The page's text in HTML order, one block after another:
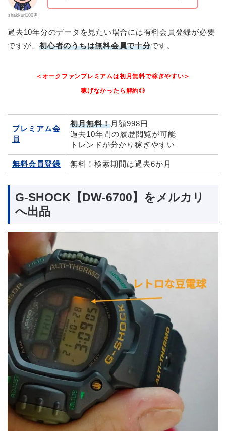
shakkuri100男
過去10年分のデータを見たい場合には有料会員登録が必要
ですが、初心者のうちは無料会員で十分です。
＜オークファンプレミアムは初月無料で稼ぎやすい＞
稼げなかったら解約◎
プレミアム会
員
初月無料！月額998円
過去10年間の履歴閲覧が可能
トレンドが分かり稼ぎやすい
無料会員登録 無料！検索期間は過去6か月
G-SHOCK【DW-6700】をメルカリ
へ出品